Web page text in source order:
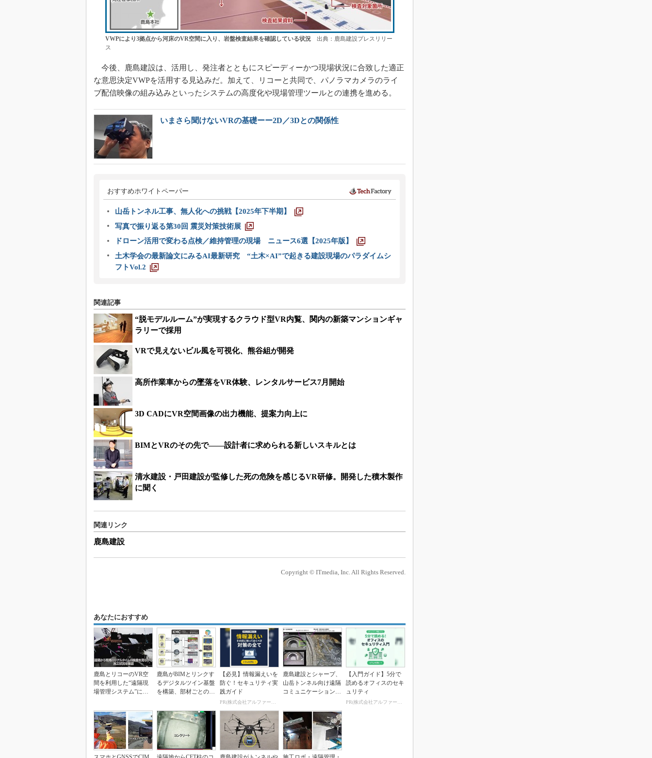
VWPにより3拠点から河床のVR空間に入り、岩盤検査結果を確認している状況出典：鹿島建設プレスリリー
ス
今後、鹿島建設は、活用し、発注者とともにスピーディーかつ現場状況に合致した適正
な意思決定VWPを活用する見込みだ。加えて、リコーと共同で、パノラマカメラのライ
ブ配信映像の組み込みといったシステムの高度化や現場管理ツールとの連携を進める。
いまさら聞けないVRの基礎ーー2D／3Dとの関係性
おすすめホワイトペーパー
山岳トンネル工事、無人化への挑戦【2025年下半期】
写真で振り返る第30回 震災対策技術展
ドローン活用で変わる点検／維持管理の現場 ニュース6選【2025年版】
土木学会の最新論文にみるAI最新研究 “土木×AI”で起きる建設現場のパラダイムシ
フトVol.2
関連記事
“脱モデルルーム”が実現するクラウド型VR内覧、関内の新築マンションギャ
ラリーで採用
VRで見えないビル風を可視化、熊谷組が開発
高所作業車からの墜落をVR体験、レンタルサービス7月開始
3D CADにVR空間画像の出力機能、提案力向上に
BIMとVRのその先で――設計者に求められる新しいスキルとは
清水建設・戸田建設が監修した死の危険を感じるVR研修。開発した積木製作
に聞く
関連リンク
鹿島建設
Copyright © ITmedia, Inc. All Rights Reserved.
あなたにおすすめ
鹿島とリコーのVR空
間を利用した“遠隔現
場管理システム”に、3
鹿島がBIMとリンクす
るデジタルツイン基盤
を構築、部材ごとの施
【必見】情報漏えいを
防ぐ！セキュリティ実
践ガイド
PR(株式会社アルファーテクノ)
鹿島建設とシャープ、
山岳トンネル向け遠隔
コミュニケーションシ
【入門ガイド】5分で
読めるオフィスのセキ
ュリティ
PR(株式会社アルファーテクノ)